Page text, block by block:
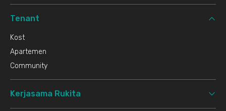
Tenant
Kost
Apartemen
Community
Kerjasama Rukita